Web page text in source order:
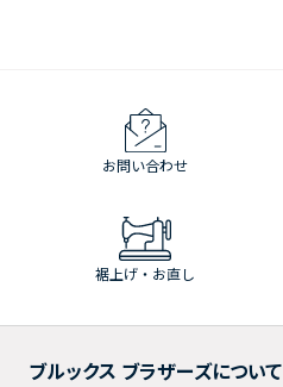
お問い合わせ
裾上げ・お直し
ブルックス ブラザーズについて